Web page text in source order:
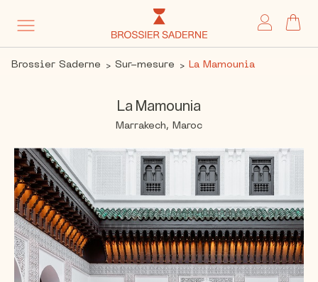
Brossier Saderne Sur-mesure La Mamounia
La Mamounia
Marrakech, Maroc